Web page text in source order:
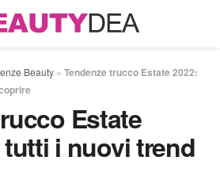
Beauty » Tendenze trucco Estate 2022:
Estate
i nuovi trend